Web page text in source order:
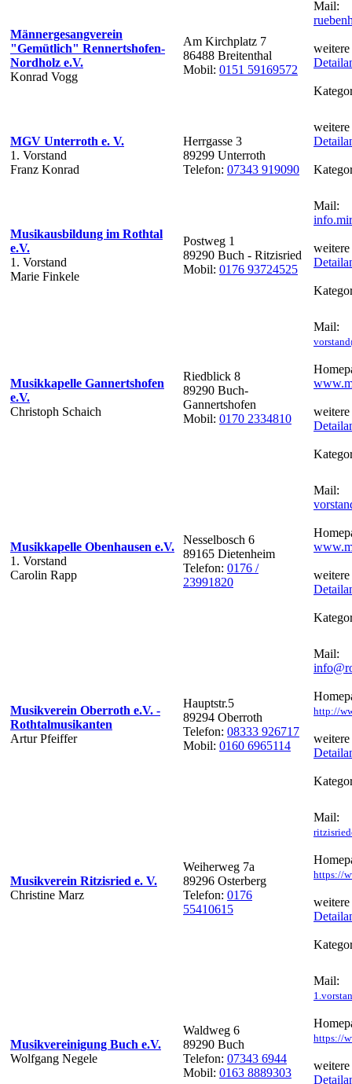
Männergesangverein
"Gemütlich" Rennertshofen-
Nordholz e.V.
Konrad Vogg
Am Kirchplatz 7
86488 Breitenthal
Mobil: 0151 59169572
Mail:
MGV Unterroth e. V.
1. Vorstand
Franz Konrad
Herrgasse 3
89299 Unterroth
Telefon: 07343 919090
Musikausbildung im Rothtal
e.V.
1. Vorstand
Marie Finkele
Postweg 1
89290 Buch - Ritzisried
Mobil: 0176 93724525
Mail:
Musikkapelle Gannertshofen
e.V.
Christoph Schaich
Riedblick 8
89290 Buch-
Gannertshofen
Mobil: 0170 2334810
Mail:
Musikkapelle Obenhausen e.V.
1. Vorstand
Carolin Rapp
Nesselbosch 6
89165 Dietenheim
Telefon: 0176 /
23991820
Mail:
Musikverein Oberroth e.V. -
Rothtalmusikanten
Artur Pfeiffer
Hauptstr.5
89294 Oberroth
Telefon: 08333 926717
Mobil: 0160 6965114
Mail:
http://
Musikverein Ritzisried e. V.
Christine Marz
Weiherweg 7a
89296 Osterberg
Telefon: 0176
55410615
Mail:
https://
Musikvereinigung Buch e.V.
Wolfgang Negele
Waldweg 6
89290 Buch
Telefon: 07343 6944
Mobil: 0163 8889303
Mail:
https://